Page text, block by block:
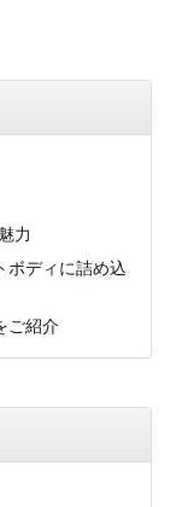
力
ボディに詰め込
ご紹介